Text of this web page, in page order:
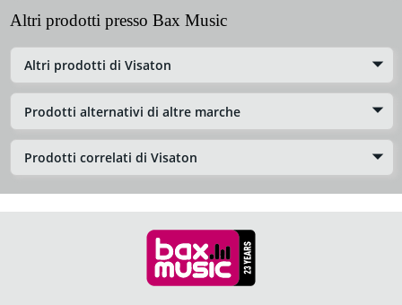
Altri prodotti presso Bax Music
Altri prodotti di Visaton
Prodotti alternativi di altre marche
Prodotti correlati di Visaton